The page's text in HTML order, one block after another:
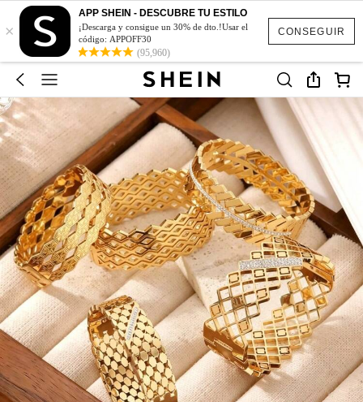
CONSEGUIR
×
APP SHEIN - DESCUBRE TU ESTILO
¡Descarga y consigue un 30% de dto.!Usar el
código: APPOFF30
(95,960)